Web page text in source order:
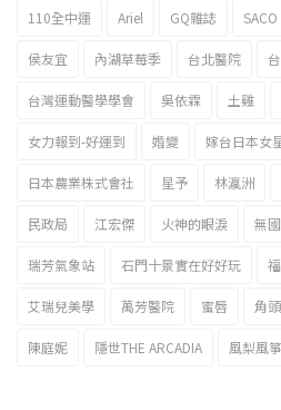
2023新北市北海岸國際風箏節
110全中運 Ariel GQ雜誌 SACO
侯友宜 內湖草莓季 台北醫院
台灣運動醫學學會 吳依霖 土雞
女力報到-好運到 婚變 嫁台日本女
日本農業株式會社 星予 林瀛洲
民政局 江宏傑 火神的眼淚 無
瑞芳氣象站 石門十景實在好好玩
艾瑞兒美學 萬芳醫院 蜜唇 角
陳庭妮 隱世THE ARCADIA 風梨風箏